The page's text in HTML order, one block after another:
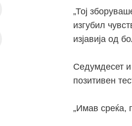
„Тој
изгубил
изјавија од
Седумдесет
позитивен
„Имав среќа,